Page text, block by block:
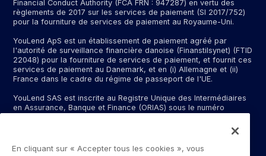
Financial Conduct Authority (FCA FRN : 947287) en vertu des
règlements de 2017 sur les services de paiement (SI 2017/752)
pour la fourniture de services de paiement au Royaume-Uni.
YouLend ApS est un établissement de paiement agréé par
l'autorité de surveillance financière danoise (Finanstilsynet) (FTID
22048) pour la fourniture de services de paiement, et fournit ces
services de paiement au Danemark, et en (i) Allemagne et (ii)
France dans le cadre du régime de passeport de l'UE.
YouLend SAS est inscrite au Registre Unique des Intermédiaires
en Assurance, Banque et Finance (ORIAS) sous le numéro
d'intermédiaire bancaire exclusif d'un établissement bancaire
dont le nom peut vous être communiqué sur demande, et en tant
qu’intermédiaire de services de paiement pour YouLend ApS. Le
En cliquant sur « Accepter tous les cookies », vous